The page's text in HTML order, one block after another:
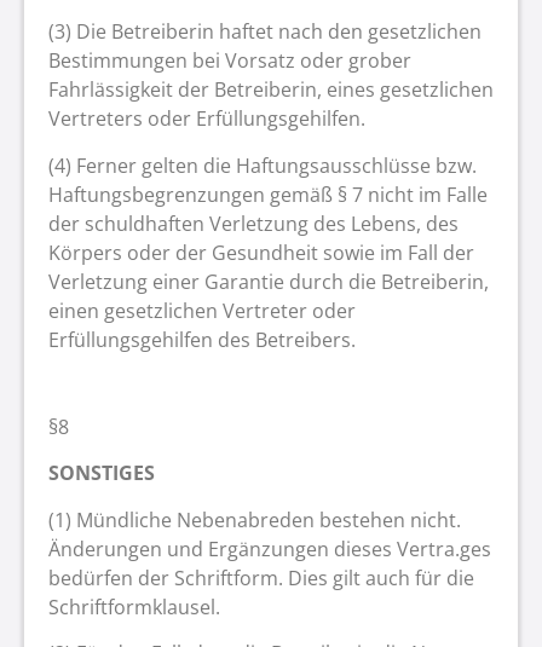
(3) Die Betreiberin haftet nach den gesetzlichen
Bestimmungen bei Vorsatz oder grober
Fahrlässigkeit der Betreiberin, eines gesetzlichen
Vertreters oder Erfüllungsgehilfen.
(4) Ferner gelten die Haftungsausschlüsse bzw.
Haftungsbegrenzungen gemäß § 7 nicht im Falle
der schuldhaften Verletzung des Lebens, des
Körpers oder der Gesundheit sowie im Fall der
Verletzung einer Garantie durch die Betreiberin,
einen gesetzlichen Vertreter oder
Erfüllungsgehilfen des Betreibers.
§8
SONSTIGES
(1) Mündliche Nebenabreden bestehen nicht.
Änderungen und Ergänzungen dieses Vertra.ges
bedürfen der Schriftform. Dies gilt auch für die
Schriftformklausel.